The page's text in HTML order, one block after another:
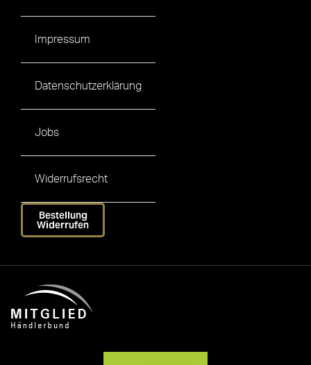
Impressum
Datenschutzerklärung
Jobs
Widerrufsrecht
Bestellung
Widerrufen